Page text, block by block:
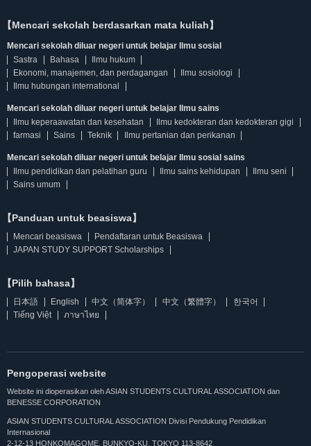
【Mencari sekolah berdasarkan mata kuliah】
Mencari sekolah diluar negeri untuk belajar Ilmu sosial
Sastra
Bahasa
Ilmu hukum
Ekonomi, manajemen, dan perdagangan
Ilmu sosiologi
Ilmu hubungan international
Mencari sekolah diluar negeri untuk belajar Ilmu sains
Ilmu keperaawatan dan kesehatan
Ilmu kedokteran dan kedokteran gigi
farmasi
Sains Teknik Ilmu pertanian dan perikanan
Mencari sekolah diluar negeri untuk belajar Ilmu sosial sains
Ilmu pendidikan dan pelatihan guru
Ilmu sains kehidupan
Ilmu seni
Sains umum
【Panduan untuk beasiswa】
Mencari beasiswa
Pendaftaran untuk Beasiswa
JAPAN STUDY SUPPORT Scholarships
【Pilih bahasa】
日本語 English 中文（简体字） 中文（繁體字）
한국어
Tiếng Việt
ภาษาไทย
Pengoperasi website
Website ini dioperasikan oleh ASIAN STUDENTS CULTURAL ASSOCIATION dan
BENESSE CORPORATION
ASIAN STUDENTS CULTURAL ASSOCIATION Divisi Pendukung Pendidikan
Internasional
2-12-13 HONKOMAGOME, BUNKYO-KU, TOKYO 113-8642